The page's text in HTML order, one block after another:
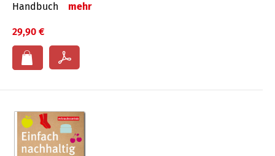
Handbuch
mehr
29,90 €